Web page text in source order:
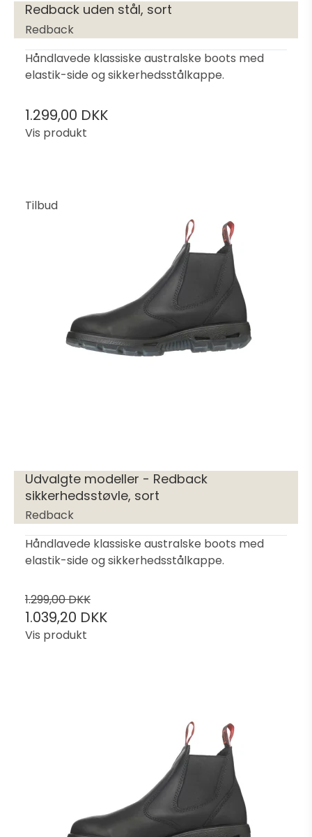
Redback uden stål, sort
Redback
Håndlavede klassiske australske boots med
elastik-side og sikkerhedsstålkappe.
1.299,00 DKK
Vis produkt
Tilbud
Udvalgte modeller - Redback
sikkerhedsstøvle, sort
Redback
Håndlavede klassiske australske boots med
elastik-side og sikkerhedsstålkappe.
1.299,00 DKK
1.039,20 DKK
Vis produkt